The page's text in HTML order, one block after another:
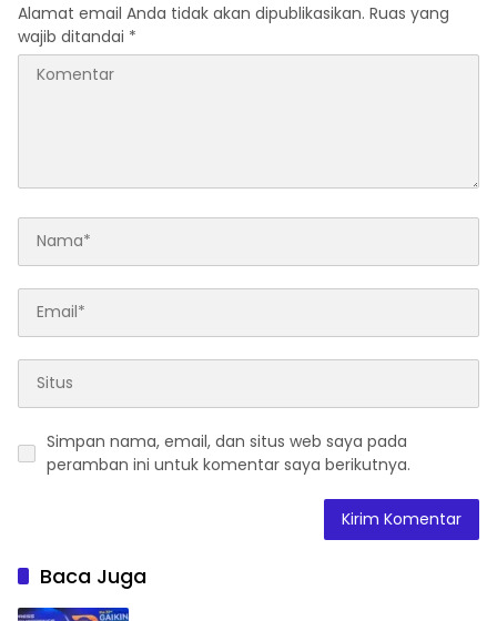
Alamat email Anda tidak akan dipublikasikan. Ruas yang
wajib ditandai *
Simpan nama, email, dan situs web saya pada
peramban ini untuk komentar saya berikutnya.
Baca Juga